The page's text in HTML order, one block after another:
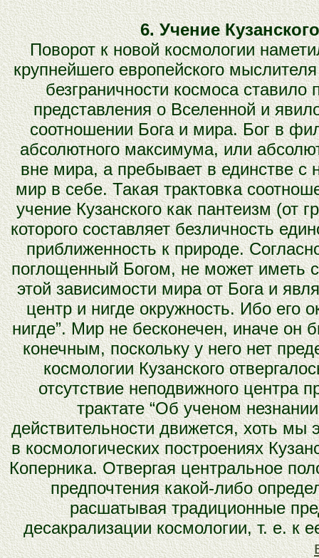
6. Учение
Поворот к новой космологии
крупнейшего европейского
безграничности космоса ставило
представления о Вселенной и
соотношении Бога и мира. Бог в
абсолютного максимума, или
вне мира, а пребывает в единстве
мир в себе. Такая трактовка
учение Кузанского как пантеизм (от
которого составляет безличность
приближенность к природе.
поглощенный Богом, не может иметь
этой зависимости мира от Бога и
центр и нигде окружность. Ибо его
нигде”. Мир не бесконечен, иначе он
конечным, поскольку у него нет
космологии Кузанского
отсутствие неподвижного центра
трактате “Об ученом
действительности движется, хоть
в космологических построениях
Коперника. Отвергая центральное
предпочтения какой-либо
расшатывая традиционные
десакрализации космологии, т. е. к